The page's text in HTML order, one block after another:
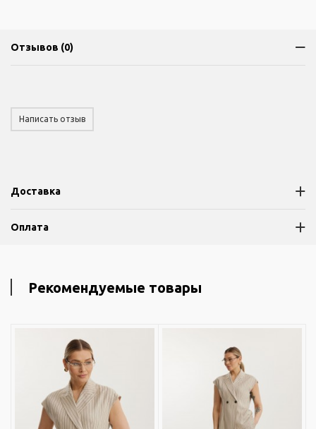
Отзывов (0)
Написать отзыв
Доставка
Оплата
Рекомендуемые товары